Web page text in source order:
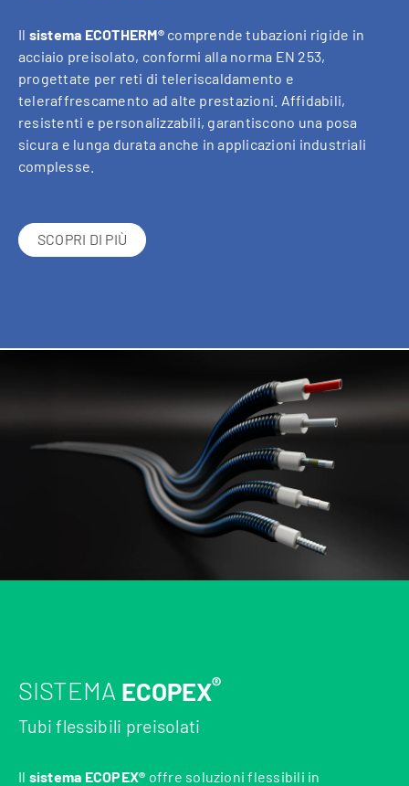
Il sistema ECOTHERM®comprende tubazioni rigide in
acciaio preisolato, conformi alla norma EN 253,
progettate per reti di teleriscaldamento e
teleraffrescamento ad alte prestazioni. Affidabili,
resistenti e personalizzabili, garantiscono una posa
sicura e lunga durata anche in applicazioni industriali
complesse.
SCOPRI DI PIÙ
SISTEMA ECOPEX®
Tubi flessibili preisolati
Il sistema ECOPEX® offre soluzioni flessibili in